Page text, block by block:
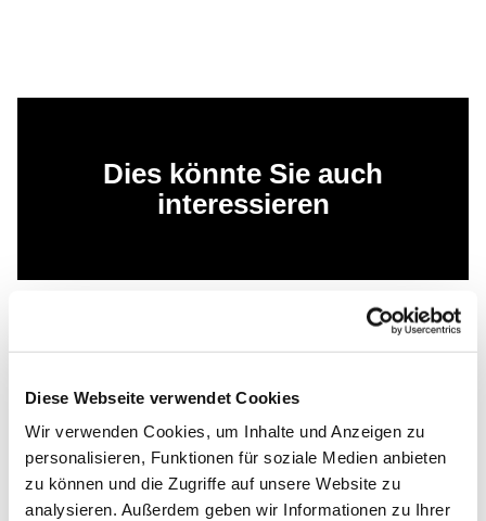
Diese Webseite verwendet Cookies
Wir verwenden Cookies, um Inhalte und Anzeigen zu
personalisieren, Funktionen für soziale Medien anbieten
zu können und die Zugriffe auf unsere Website zu
analysieren. Außerdem geben wir Informationen zu Ihrer
Dies könnte Sie auch
interessieren